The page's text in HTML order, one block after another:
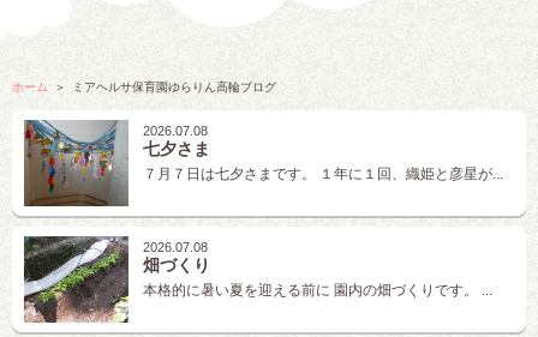
ホーム ミアヘルサ保育園ゆらりん高輪ブログ
2026.07.08
七夕さま
７月７日は七夕さまです。 １年に１回、織姫と彦星が...
2026.07.08
畑づくり
本格的に暑い夏を迎える前に 園内の畑づくりです。 ...